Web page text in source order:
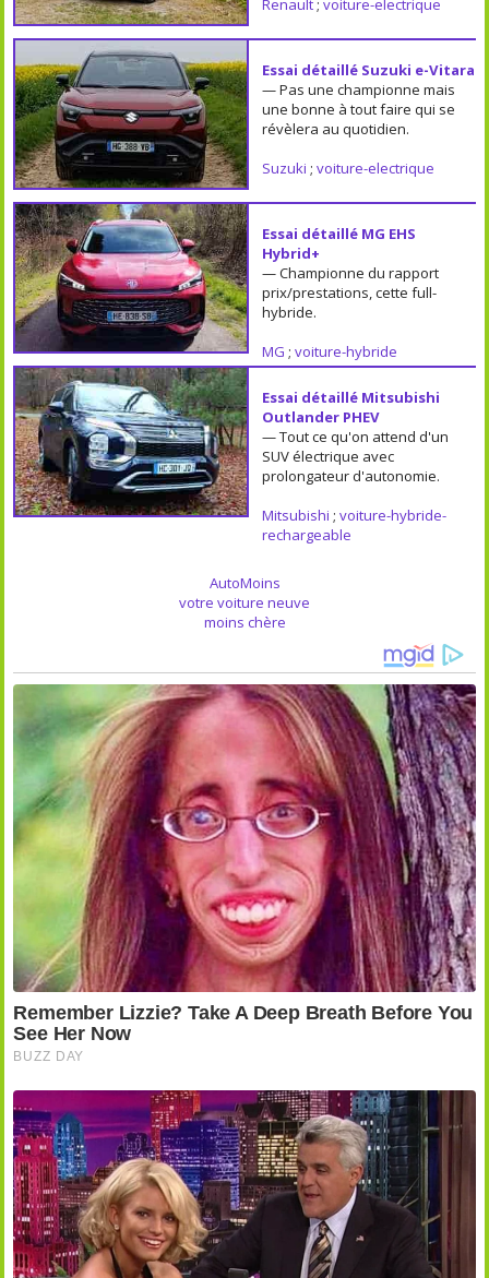
Renault; voiture-electrique
Essai détaillé Suzuki e-Vitara
— Pas une championne mais
une bonne à tout faire qui se
révèlera au quotidien.
Suzuki ; voiture-electrique
Essai détaillé MG EHS
Hybrid+
— Championne du rapport
prix/prestations, cette full-
hybride.
MG ; voiture-hybride
Essai détaillé Mitsubishi
Outlander PHEV
— Tout ce qu'on attend d'un
SUV électrique avec
prolongateur d'autonomie.
Mitsubishi ; voiture-hybride-
rechargeable
AutoMoins
votre voiture neuve
moins chère